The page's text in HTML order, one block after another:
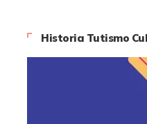
Historia Tutismo